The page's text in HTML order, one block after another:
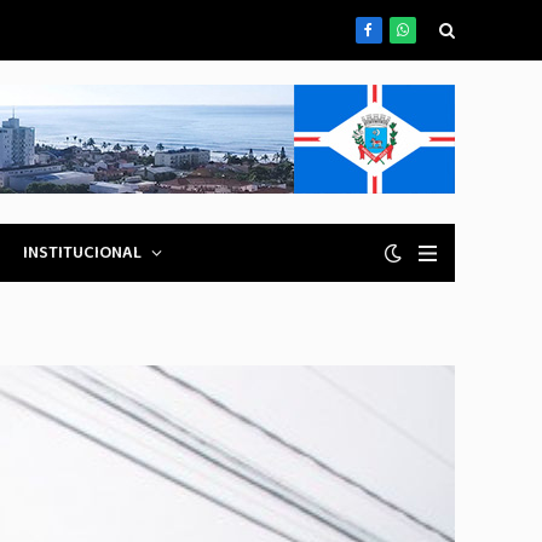
FacebookWhatsApp
INSTITUCIONAL